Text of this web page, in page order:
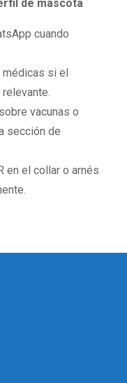
de mascota
cuando
médicas si el
vacunas o
sección de
en el collar o arnés